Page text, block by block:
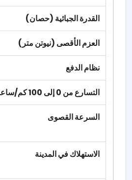
القدرة الجبائية (حصان)
العزم الأقصى (نيوتن متر)
نظام الدفع
التسارع من 0 إلى 100 كم/ساعة
السرعة القصوى
الاستهلاك في المدينة